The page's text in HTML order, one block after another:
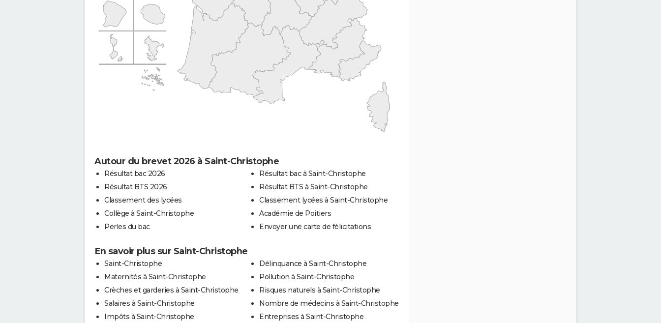
Autour du brevet 2026 à Saint-Christophe
Résultat bac 2026
Résultat BTS 2026
Classement des lycées
Collège à Saint-Christophe
Perles du bac
Résultat bac à Saint-Christophe
Résultat BTS à Saint-Christophe
Classement lycées à Saint-Christophe
Académie de Poitiers
Envoyer une carte de félicitations
En savoir plus sur Saint-Christophe
Saint-Christophe
Maternités à Saint-Christophe
Crèches et garderies à Saint-Christophe
Salaires à Saint-Christophe
Impôts à Saint-Christophe
Délinquance à Saint-Christophe
Pollution à Saint-Christophe
Risques naturels à Saint-Christophe
Nombre de médecins à Saint-Christophe
Entreprises à Saint-Christophe